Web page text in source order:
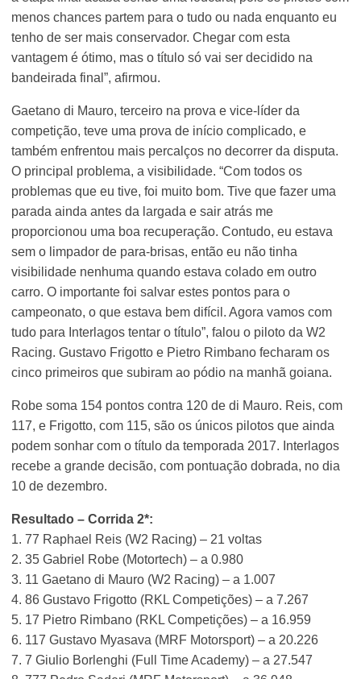
menos chances partem para o tudo ou nada enquanto eu
tenho de ser mais conservador. Chegar com esta
vantagem é ótimo, mas o título só vai ser decidido na
bandeirada final”, afirmou.
Gaetano di Mauro, terceiro na prova e vice-líder da
competição, teve uma prova de início complicado, e
também enfrentou mais percalços no decorrer da disputa.
O principal problema, a visibilidade. “Com todos os
problemas que eu tive, foi muito bom. Tive que fazer uma
parada ainda antes da largada e sair atrás me
proporcionou uma boa recuperação. Contudo, eu estava
sem o limpador de para-brisas, então eu não tinha
visibilidade nenhuma quando estava colado em outro
carro. O importante foi salvar estes pontos para o
campeonato, o que estava bem difícil. Agora vamos com
tudo para Interlagos tentar o título”, falou o piloto da W2
Racing. Gustavo Frigotto e Pietro Rimbano fecharam os
cinco primeiros que subiram ao pódio na manhã goiana.
Robe soma 154 pontos contra 120 de di Mauro. Reis, com
117, e Frigotto, com 115, são os únicos pilotos que ainda
podem sonhar com o título da temporada 2017. Interlagos
recebe a grande decisão, com pontuação dobrada, no dia
10 de dezembro.
Resultado – Corrida 2*:
1. 77 Raphael Reis (W2 Racing) – 21 voltas
2. 35 Gabriel Robe (Motortech) – a 0.980
3. 11 Gaetano di Mauro (W2 Racing) – a 1.007
4. 86 Gustavo Frigotto (RKL Competições) – a 7.267
5. 17 Pietro Rimbano (RKL Competições) – a 16.959
6. 117 Gustavo Myasava (MRF Motorsport) – a 20.226
7. 7 Giulio Borlenghi (Full Time Academy) – a 27.547